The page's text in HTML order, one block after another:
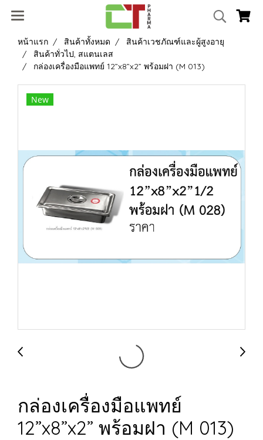
หน้าแรก สินค้าทั้งหมด
สินค้าเวชภัณฑ์และผู้สูงอายุ
สินค้าทั่วไป, สแตนเลส
กล่องเครื่องมือแพทย์ 12”x8”x2” พร้อมฝา (M 013)
New
กล่องเครื่องมือแพทย์
12”x8”x2” พร้อมฝา (M 013)